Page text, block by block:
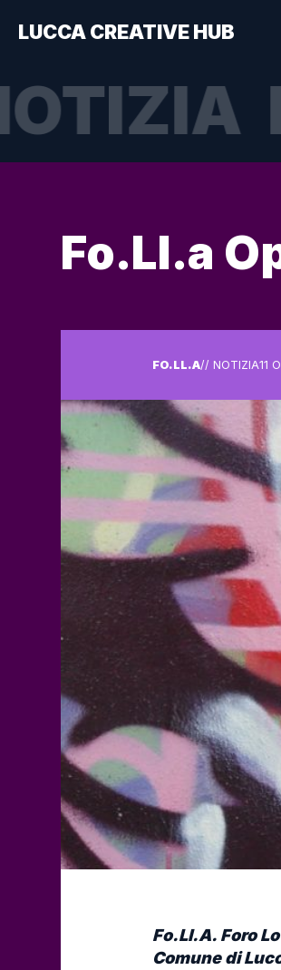
LUCCA CREATIVE HUB
Fo.Ll.a
FO.LL.A// NOTIZIA11
Fo.Ll.A. Foro
Comune di